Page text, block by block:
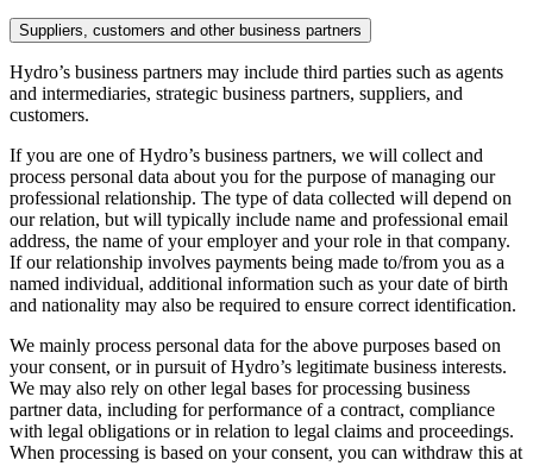
Suppliers, customers and other business partners
Hydro’s business partners may include third parties such as agents
and intermediaries, strategic business partners, suppliers, and
customers.
If you are one of Hydro’s business partners, we will collect and
process personal data about you for the purpose of managing our
professional relationship. The type of data collected will depend on
our relation, but will typically include name and professional email
address, the name of your employer and your role in that company.
If our relationship involves payments being made to/from you as a
named individual, additional information such as your date of birth
and nationality may also be required to ensure correct identification.
We mainly process personal data for the above purposes based on
your consent, or in pursuit of Hydro’s legitimate business interests.
We may also rely on other legal bases for processing business
partner data, including for performance of a contract, compliance
with legal obligations or in relation to legal claims and proceedings.
When processing is based on your consent, you can withdraw this at